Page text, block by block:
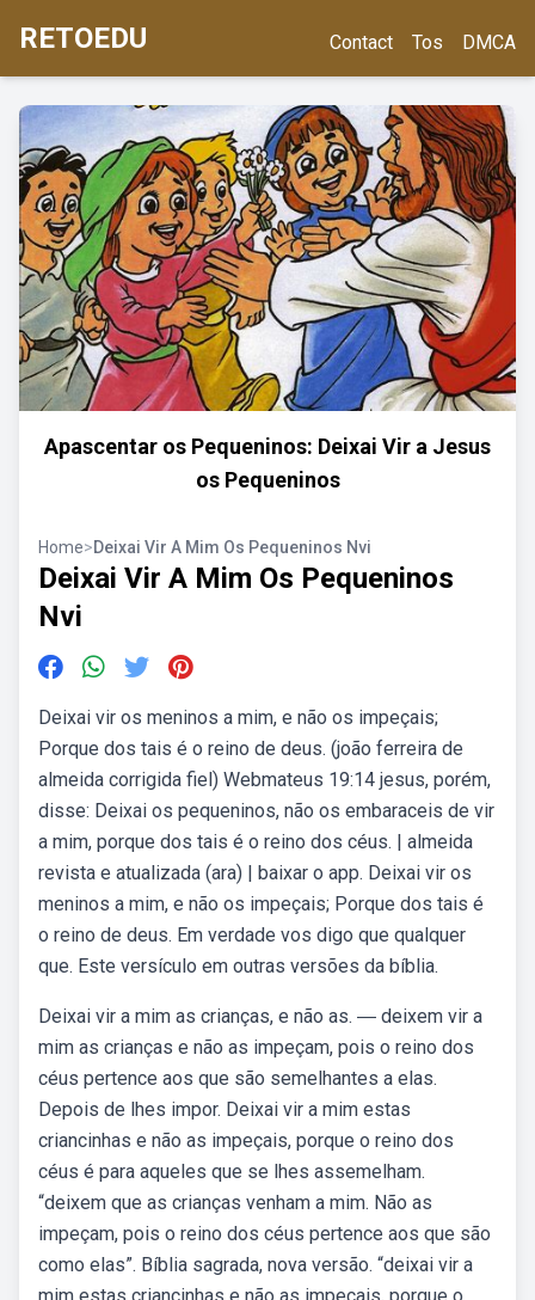
RETOEDU Contact Tos DMCA
Apascentar os Pequeninos: Deixai Vir a Jesus
os Pequeninos
Home>Deixai Vir A Mim Os Pequeninos Nvi
Deixai Vir A Mim Os Pequeninos
Nvi
Deixai vir os meninos a mim, e não os impeçais;
Porque dos tais é o reino de deus. (joão ferreira de
almeida corrigida fiel) Webmateus 19:14 jesus, porém,
disse: Deixai os pequeninos, não os embaraceis de vir
a mim, porque dos tais é o reino dos céus. | almeida
revista e atualizada (ara) | baixar o app. Deixai vir os
meninos a mim, e não os impeçais; Porque dos tais é
o reino de deus. Em verdade vos digo que qualquer
que. Este versículo em outras versões da bíblia.
Deixai vir a mim as crianças, e não as. ― deixem vir a
mim as crianças e não as impeçam, pois o reino dos
céus pertence aos que são semelhantes a elas.
Depois de lhes impor. Deixai vir a mim estas
criancinhas e não as impeçais, porque o reino dos
céus é para aqueles que se lhes assemelham.
“deixem que as crianças venham a mim. Não as
impeçam, pois o reino dos céus pertence aos que são
como elas”. Bíblia sagrada, nova versão. “dei­xai vir a